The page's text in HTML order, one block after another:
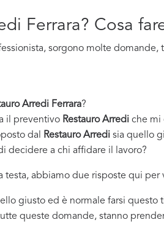
Ferrara? Cosa
sorgono molte domande,
Arredi Ferrara?
il preventivo Restauro Arredi che mi
dal Restauro Arredi sia quello
decidere a chi affidare il lavoro?
testa, abbiamo due risposte qui per
giusto ed è normale farsi
queste domande, stanno